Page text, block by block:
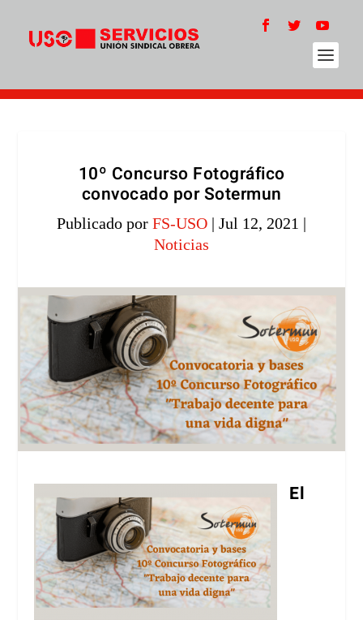
10º Concurso Fotográfico
convocado por Sotermun
Publicado por FS-USO | Jul 12, 2021 |
Noticias
El